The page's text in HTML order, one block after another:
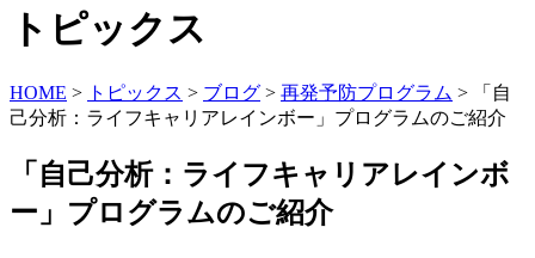
トピックス
HOME > トピックス > ブログ > 再発予防プログラム >
「自
己分析：ライフキャリアレインボー」プログラムのご紹介
「自己分析：ライフキャリアレインボ
ー」プログラムのご紹介